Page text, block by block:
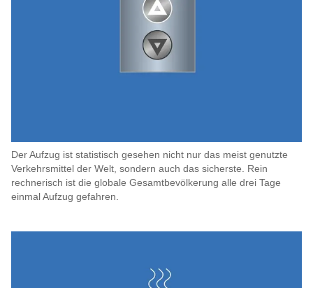
Der Aufzug ist statistisch gesehen nicht nur das meist genutzte
Verkehrsmittel der Welt, sondern auch das sicherste. Rein
rechnerisch ist die globale Gesamtbevölkerung alle drei Tage
einmal Aufzug gefahren.